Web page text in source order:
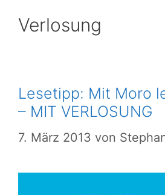
Verlosung
Lesetipp: Mit Moro
– MIT VERLOSUNG
7. März 2013 von